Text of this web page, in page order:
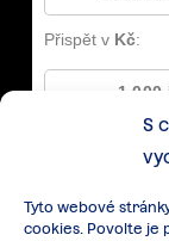
S
Tyto webové
cookies. Povolte je